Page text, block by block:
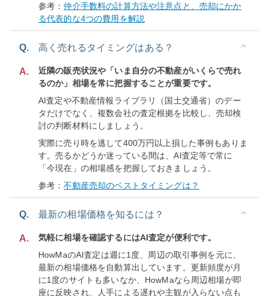
参考：仲介手数料の計算方法や注意点と、売却にかか
る代表的な4つの費用を解説
Q. 高く売れるタイミングはある？
A.
近隣の販売状況や「いま自分の不動産がいくらで売れ
るのか」相場を常に把握することが重要です。
AI査定や不動産情報ライブラリ（国土交通省）のデー
タだけでなく、複数会社の査定根拠を比較し、売却検
討の判断材料にしましょう。
実際に売り時を逃して400万円以上損した事例もありま
す。売るかどうか迷っている間は、AI査定等で常に
「今現在」の相場感を把握しておきましょう。
参考：不動産売却のベストタイミングは？
Q. 最新の相場価格を知るには？
A.
気軽に相場を確認するにはAI査定が便利です。
HowMaのAI査定は週に1度、周辺の取引事例を元に、
最新の相場価格を自動算出しています。更新頻度が月
に1度のサイトも多いなか、HowMaなら周辺相場が即
座に反映され、人手による遅れや主観が入らない点も